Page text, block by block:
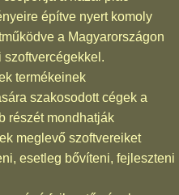
építve nyert komoly
a Magyarországon
termékeinek
szakosodott cégek a
részét mondhatják
meglevő szoftvereiket
esetleg bővíteni, fejleszteni